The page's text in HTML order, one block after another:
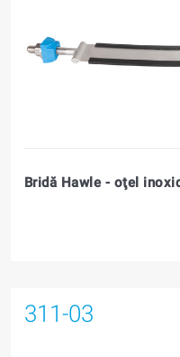
Bridă Hawle - oţel
311-03